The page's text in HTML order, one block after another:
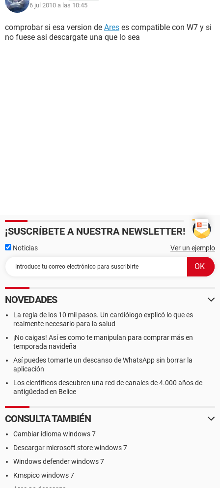
6 jul 2010 a las 10:45
comprobar si esa version de Ares es compatible con W7 y si
no fuese asi descargate una que lo sea
¡SUSCRÍBETE A NUESTRA NEWSLETTER!
Noticias Ver un ejemplo
NOVEDADES
La regla de los 10 mil pasos. Un cardiólogo explicó lo que es
realmente necesario para la salud
¡No caigas! Así es como te manipulan para comprar más en
temporada navideña
Así puedes tomarte un descanso de WhatsApp sin borrar la
aplicación
Los científicos descubren una red de canales de 4.000 años de
antigüedad en Belice
CONSULTA TAMBIÉN
Cambiar idioma windows 7
Descargar microsoft store windows 7
Windows defender windows 7
Kmspico windows 7